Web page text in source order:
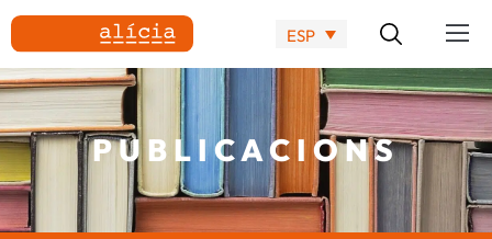
ESP
PUBLICACIONS